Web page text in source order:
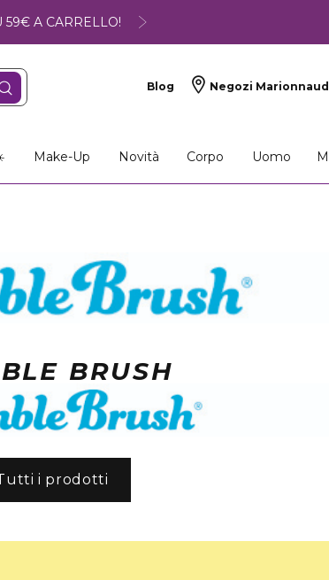
59€ A CARRELLO!
Blog Negozi Marionnaud
Make-Up Novità Corpo Uomo
BRUSH
i prodotti